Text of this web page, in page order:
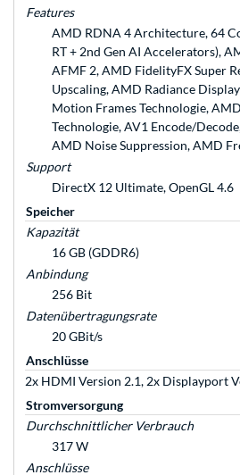
Features
AMD RDNA 4 Architecture, 64
RT + 2nd Gen AI Accelerators),
AFMF 2, AMD FidelityFX Super
Upscaling, AMD Radiance
Motion Frames Technologie,
Technologie, AV1 Encode/
AMD Noise Suppression, AMD
Support
DirectX 12 Ultimate, OpenGL 4.6
Speicher
Kapazität
16 GB (GDDR6)
Anbindung
256 Bit
Datenübertragungsrate
20 GBit/s
Anschlüsse
2x HDMI Version 2.1, 2x Displayport
Stromversorgung
Durchschnittlicher Verbrauch
317 W
Anschlüsse